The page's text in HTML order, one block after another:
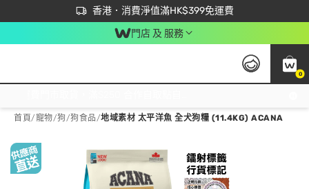
香港．消費淨值滿HK$399免運費
立即成為易賞錢會員盡享獨家優惠
首次APP下單買滿$450 輸入 NEWAPP 即減$50
門店 及 服務
0
首頁/寵物/狗/狗食品/地域素材 太平洋魚 全犬狗糧 (11.4KG) ACANA